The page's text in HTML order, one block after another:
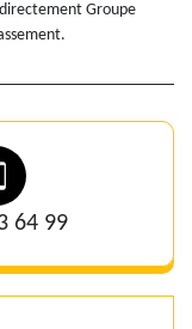
Groupe
64 99